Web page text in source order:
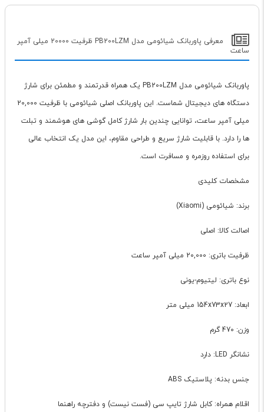
معرفی پاوربانک شیائومی مدل PB200LZM ظرفیت 20000 میلی آمپر
ساعت
پاوربانک شیائومی مدل PB200LZM یک همراه قدرتمند و مطمئن برای شارژ
دستگاه های دیجیتال شماست. این پاوربانک اصلی شیائومی با ظرفیت 20,000
میلی آمپر ساعت، توانایی چندین بار شارژ کامل گوشی های هوشمند و تبلت
ها را دارد. با قابلیت شارژ سریع و طراحی مقاوم، این مدل یک انتخاب عالی
برای استفاده روزمره و مسافرت است.
مشخصات کلیدی
برند: شیائومی (Xiaomi)
اصالت کالا: اصلی
ظرفیت باتری: 20,000 میلی آمپر ساعت
نوع باتری: لیتیوم-یونی
ابعاد: 154x73x27 میلی متر
وزن: 470 گرم
نشانگر LED: دارد
جنس بدنه: پلاستیک ABS
اقلام همراه: کابل شارژ تایپ سی (فست نیست) و دفترچه راهنما